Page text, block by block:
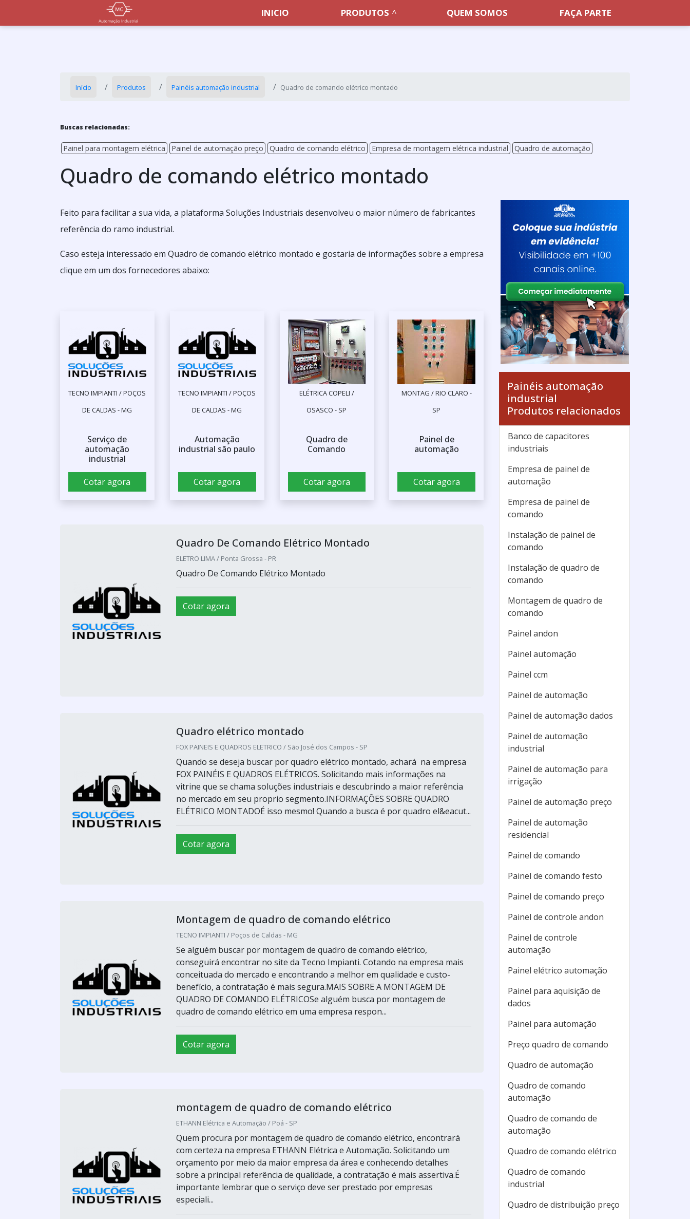
INICIO PRODUTOS QUEM SOMOS FAÇA PARTE
Início Produtos Painéis automação industrial Quadro de comando elétrico montado
Buscas relacionadas:
Painel para montagem elétrica Painel de automação preço Quadro de comando elétrico Empresa de montagem elétrica industrial Quadro de automação
Quadro de comando elétrico montado
Feito para facilitar a sua vida, a plataforma Soluções Industriais desenvolveu o maior número de fabricantes
referência do ramo industrial.
Caso esteja interessado em Quadro de comando elétrico montado e gostaria de informações sobre a empresa
clique em um dos fornecedores abaixo:
TECNO IMPIANTI / POÇOS
DE CALDAS - MG
Serviço de
automação
industrial
Cotar agora
TECNO IMPIANTI / POÇOS
DE CALDAS - MG
Automação
industrial são paulo
Cotar agora
ELÉTRICA COPELI /
OSASCO - SP
Quadro de
Comando
Cotar agora
MONTAG / RIO CLARO -
SP
Painel de
automação
Cotar agora
Quadro De Comando Elétrico Montado
ELETRO LIMA / Ponta Grossa - PR
Quadro De Comando Elétrico Montado
Cotar agora
Quadro elétrico montado
FOX PAINEIS E QUADROS ELETRICO / São José dos Campos - SP
Quando se deseja buscar por quadro elétrico montado, achará na empresa
FOX PAINÉIS E QUADROS ELÉTRICOS. Solicitando mais informações na
vitrine que se chama soluções industriais e descubrindo a maior referência
no mercado em seu proprio segmento.INFORMAÇÕES SOBRE QUADRO
ELÉTRICO MONTADOÉ isso mesmo! Quando a busca é por quadro el&eacut...
Cotar agora
Montagem de quadro de comando elétrico
TECNO IMPIANTI / Poços de Caldas - MG
Se alguém buscar por montagem de quadro de comando elétrico,
conseguirá encontrar no site da Tecno Impianti. Cotando na empresa mais
conceituada do mercado e encontrando a melhor em qualidade e custo-
benefício, a contratação é mais segura.MAIS SOBRE A MONTAGEM DE
QUADRO DE COMANDO ELÉTRICOSe alguém busca por montagem de
quadro de comando elétrico em uma empresa respon...
Cotar agora
montagem de quadro de comando elétrico
ETHANN Elétrica e Automação / Poá - SP
Quem procura por montagem de quadro de comando elétrico, encontrará
com certeza na empresa ETHANN Elétrica e Automação. Solicitando um
orçamento por meio da maior empresa da área e conhecendo detalhes
sobre a principal referência de qualidade, a contratação é mais assertiva.É
importante lembrar que o serviço deve ser prestado por empresas
especiali...
Painéis automação
industrial
Produtos relacionados
Banco de capacitores
industriais
Empresa de painel de
automação
Empresa de painel de
comando
Instalação de painel de
comando
Instalação de quadro de
comando
Montagem de quadro de
comando
Painel andon
Painel automação
Painel ccm
Painel de automação
Painel de automação dados
Painel de automação
industrial
Painel de automação para
irrigação
Painel de automação preço
Painel de automação
residencial
Painel de comando
Painel de comando festo
Painel de comando preço
Painel de controle andon
Painel de controle
automação
Painel elétrico automação
Painel para aquisição de
dados
Painel para automação
Preço quadro de comando
Quadro de automação
Quadro de comando
automação
Quadro de comando de
automação
Quadro de comando elétrico
Quadro de comando
industrial
Quadro de distribuição preço